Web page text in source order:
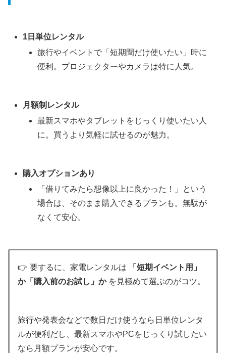
1日単位レンタル
旅行やイベントで「短期間だけ使いたい」時に
便利。プロジェクターやカメラは特に人気。
月額制レンタル
最新スマホやタブレットをじっくり使いたい人
に。買うより気軽に試せるのが魅力。
購入オプションあり
「借りてみたら想像以上に良かった！」という
場合は、そのまま購入できるプランも。無駄が
なくて安心。
👉 要するに、家電レンタルは
「短期イベント用」
か「購入前のお試し」かを見極めて選ぶのがコツ。
旅行や発表会などで数日だけ使うなら日単位レンタ
ルが便利だし、最新スマホやPCをじっくり試したい
なら月額プランが安心です。